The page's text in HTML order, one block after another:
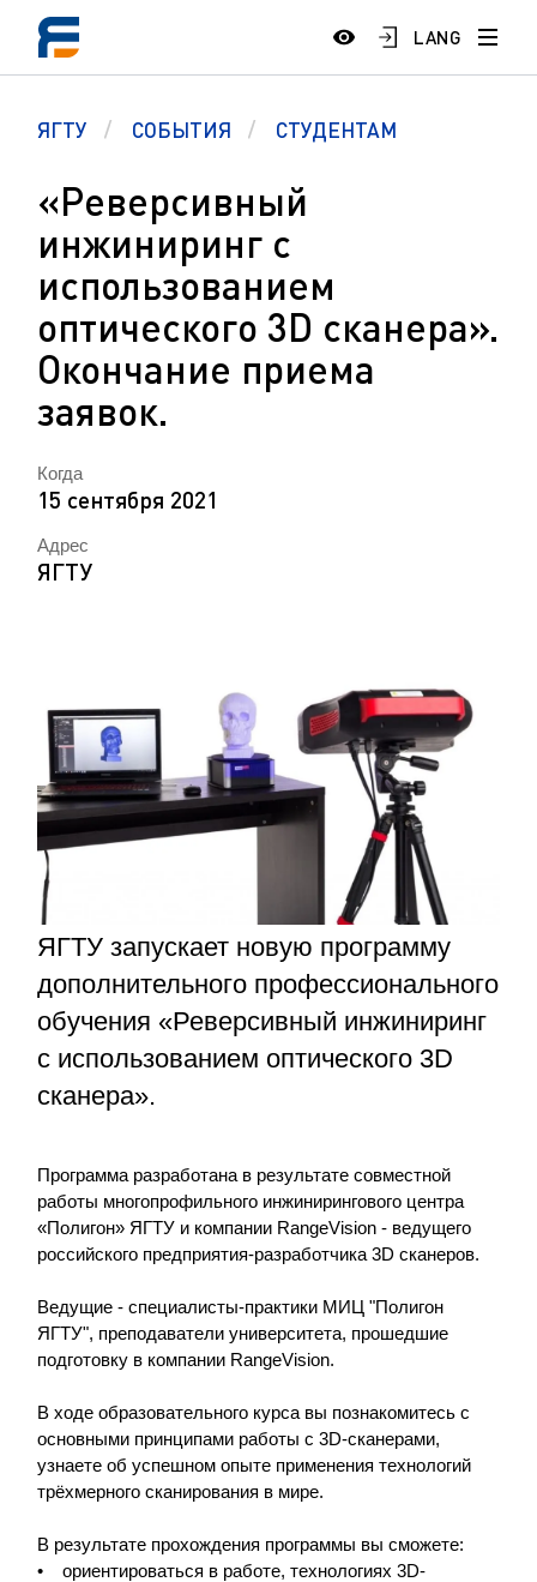
LANG
ЯГТУ СОБЫТИЯ СТУДЕНТАМ
«Реверсивный
инжиниринг с
использованием
оптического 3D сканера».
Окончание приема
заявок.
ЯГТУ запускает новую программу
дополнительного профессионального
обучения «Реверсивный инжиниринг
с использованием оптического 3D
сканера».
Программа разработана в результате совместной
работы многопрофильного инжинирингового центра
«Полигон» ЯГТУ и компании RangeVision - ведущего
российского предприятия-разработчика 3D сканеров.
Ведущие - специалисты-практики МИЦ "Полигон
ЯГТУ", преподаватели университета, прошедшие
подготовку в компании RangeVision.
В ходе образовательного курса вы познакомитесь с
основными принципами работы с 3D-сканерами,
узнаете об успешном опыте применения технологий
трёхмерного сканирования в мире.
В результате прохождения программы вы сможете:
• ориентироваться в работе, технологиях 3D-
Когда
15 сентября 2021
Адрес
ЯГТУ